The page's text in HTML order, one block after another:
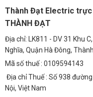
Thành Đạt Electric trực
THÀNH ĐẠT
Địa chỉ: LK811 - DV 31 Khu
Nghĩa, Quận Hà Đông,
Mã số thuế : 0109594143
Địa chỉ Thuế : Số 938
Nội, Việt Nam